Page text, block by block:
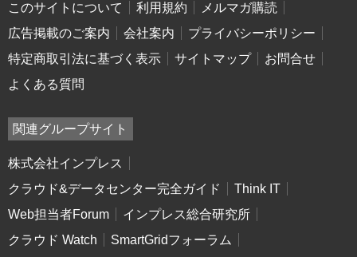
このサイトについて 利用規約
メルマガ購読
広告掲載のご案内
会社案内
プライバシーポリシー
特定商取引法に基づく表示
サイトマップ
お問合せ
よくある質問
関連グループサイト
株式会社インプレス
クラウド&データセンター完全ガイド
Think IT
Web担当者Forum
インプレス総合研究所
クラウド Watch
SmartGridフォーラム